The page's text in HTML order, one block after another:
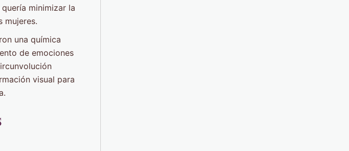
minimizar la
mujeres.
una química
de emociones
visual para